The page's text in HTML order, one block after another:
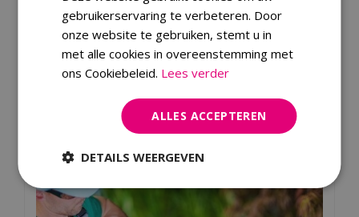
Bloemen
gebruikerservaring te verbeteren. Door
onze website te gebruiken, stemt u in
met alle cookies in overeenstemming met
ons Cookiebeleid. Lees verder
ALLES ACCEPTEREN
DETAILS WEERGEVEN